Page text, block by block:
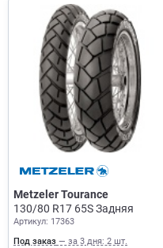
Metzeler Tourance
130/80 R17 65S Задняя
Артикул: 17363
Под заказ — за 3 дня: 2 шт.